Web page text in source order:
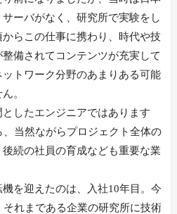
ーバがなく、研究所で実験をし
らこの仕事に携わり、時代や技
備されてコンテンツが充実して
トワーク分野のあまりある可能
。
したエンジニアではあります
当然ながらプロジェクト全体の
続の社員の育成なども重要な業
を迎えたのは、入社10年目。今
れまである企業の研究所に技術